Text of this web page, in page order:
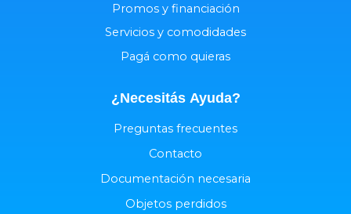
Promos y financiación
Servicios y comodidades
Pagá como quieras
¿Necesitás Ayuda?
Preguntas frecuentes
Contacto
Documentación necesaria
Objetos perdidos